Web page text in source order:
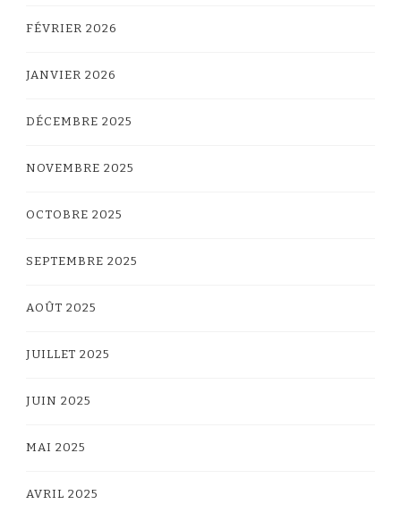
FÉVRIER 2026
JANVIER 2026
DÉCEMBRE 2025
NOVEMBRE 2025
OCTOBRE 2025
SEPTEMBRE 2025
AOÛT 2025
JUILLET 2025
JUIN 2025
MAI 2025
AVRIL 2025